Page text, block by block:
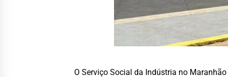
O Serviço Social da Indústria no